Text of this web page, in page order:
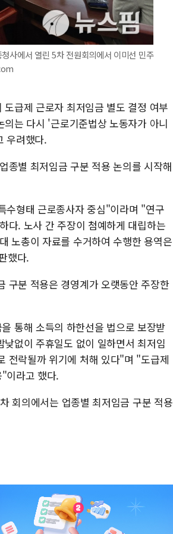
사에서 열린 5차 전원회의에서 이미선 민주
급제 근로자 최저임금 별도 결정 여부
의는 다시 '근로기준법상 노동자가 아니
우려했다.
종별 최저임금 구분 적용 논의를 시작해
수형태 근로종사자 중심"이라며 "연구
다. 노사 간 주장이 첨예하게 대립하는
노총이 자료를 수거하여 수행한 용역은
했다.
구분 적용은 경영계가 오랫동안 주장한
통해 소득의 하한선을 법으로 보장받
없이 주휴일도 없이 일하면서 최저임
전락될까 위기에 처해 있다"며 "도급제
이라고 했다.
회의에서는 업종별 최저임금 구분 적용